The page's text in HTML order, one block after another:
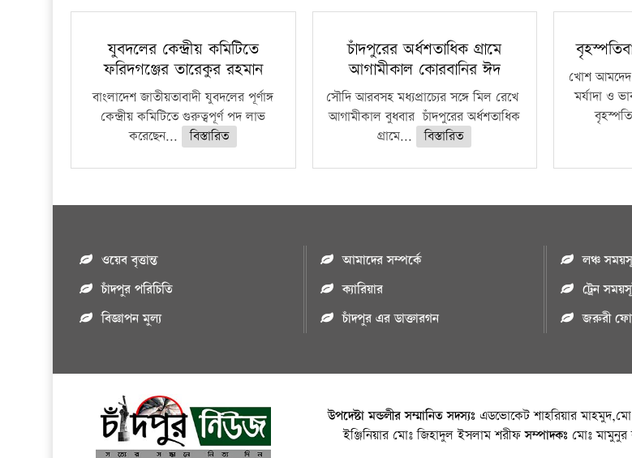
যুবদলের কেন্দ্রীয় কমিটিতে
ফরিদগঞ্জের তারেকুর রহমান
বাংলাদেশ জাতীয়তাবাদী যুবদলের পূর্ণাঙ্গ
কেন্দ্রীয় কমিটিতে গুরুত্বপূর্ণ পদ লাভ
করেছেন...
বিস্তারিত
চাঁদপুরের অর্ধশতাধিক গ্রামে
আগামীকাল কোরবানির ঈদ
সৌদি আরবসহ মধ্যপ্রাচ্যের সঙ্গে মিল রেখে
আগামীকাল বুধবার চাঁদপুরের অর্ধশতাধিক
গ্রামে...
বিস্তারিত
খোশ আমদেদ
মর্যাদা ও
ওয়েব বৃত্তান্ত
চাঁদপুর পরিচিতি
বিজ্ঞাপন মুল্য
আমাদের সম্পর্কে
ক্যারিয়ার
চাঁদপুর এর ডাক্তারগন
লঞ্চ
ট্রেন
জরুরী
উপদেষ্টা মন্ডলীর সম্মানিত সদস্যঃ এডভোকেট শাহরিয়ার
ইঞ্জিনিয়ার মোঃ জিহাদুল ইসলাম শরীফসম্পাদকঃ মোঃ